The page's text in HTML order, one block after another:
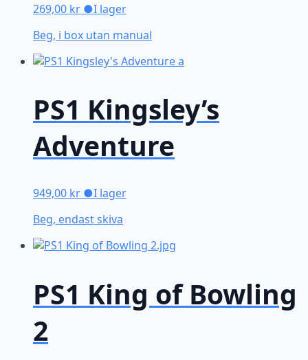
269,00 kr ●I lager
Beg, i box utan manual
PS1 Kingsley’s
Adventure
949,00 kr ●I lager
Beg, endast skiva
PS1 King of Bowling
2